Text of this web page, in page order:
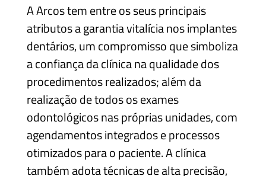
A Arcos tem entre os seus principais
atributos a garantia vitalícia nos implantes
dentários, um compromisso que simboliza
a confiança da clínica na qualidade dos
procedimentos realizados; além da
realização de todos os exames
odontológicos nas próprias unidades, com
agendamentos integrados e processos
otimizados para o paciente. A clínica
também adota técnicas de alta precisão,